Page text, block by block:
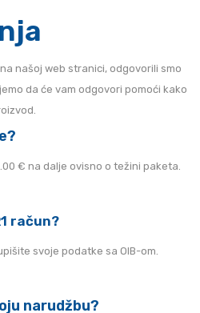
našoj web stranici, odgovorili smo
da će vam odgovori pomoći kako
€ na dalje ovisno o težini paketa.
račun?
svoje podatke sa OIB-om.
narudžbu?